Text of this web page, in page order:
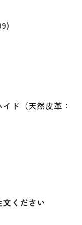
ド（天然皮革：
ください